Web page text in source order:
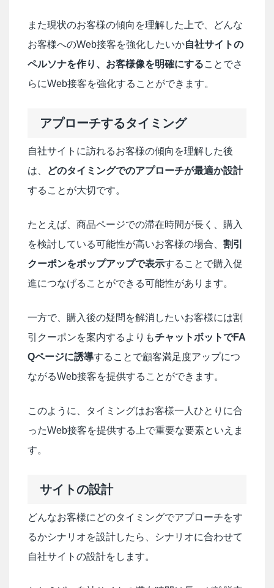
また現状のお客様の傾向を理解した上で、どんな
お客様へのWeb接客を強化したいか自社サイトの
ペルソナを作り、お客様像を明確にすることでさ
らにWeb接客を強化することができます。
アプローチするタイミング
自社サイトに訪れるお客様の傾向を理解した後
は、
どのタイミングでのアプローチが最適か設計
することが大切です。
たとえば、商品ページでの滞在時間が長く、購入
を検討している可能性が高いお客様の場合、 割引
クーポンをポップアップで表示することで購入促
進につなげることができる可能性があります。
一方で、購入後の疑問を解消したいお客様には割
引クーポンを案内するよりもチャットボットでFA
Qページに誘導することで顧客満足度アップにつ
ながるWeb接客を提供することができます。
このように、タイミングはお客様一人ひとりに合
ったWeb接客を提供する上で重要な要素といえま
す。
サイトの設計
どんなお客様にどのタイミングでアプローチをす
るかシナリオを設計したら、シナリオに合わせて
自社サイトの設計をします。